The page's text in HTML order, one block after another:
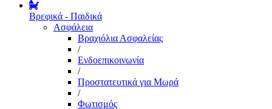
Βρεφικά - Παιδικά
Ασφάλεια
Βραχιόλια Ασφαλείας
/
Ενδοεπικοινωνία
/
Προστατευτικά για Μωρά
/
Φωτισμός